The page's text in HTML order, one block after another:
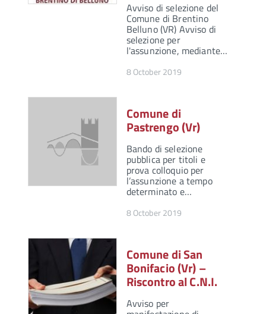
Avviso di selezione del
Comune di Brentino
Belluno (VR) Avviso di
selezione per
l'assunzione, mediante…
8 October 2019
Comune di
Pastrengo (Vr)
Bando di selezione
pubblica per titoli e
prova colloquio per
l’assunzione a tempo
determinato e…
8 October 2019
Comune di San
Bonifacio (Vr) –
Riscontro al C.N.I.
Avviso per